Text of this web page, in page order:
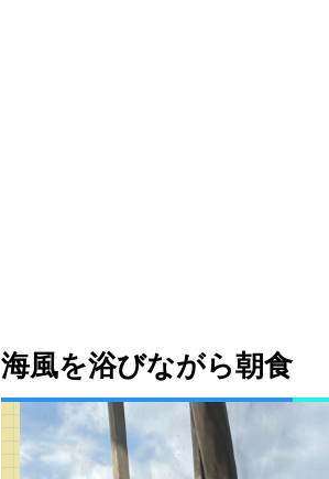
ー
フ
ァ
ム
の
海風を浴びながら朝食